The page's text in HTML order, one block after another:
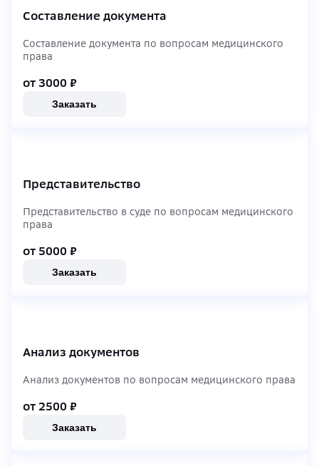
Составление документа
Составление документа по вопросам медицинского
права
от 3000 ₽
Заказать
Представительство
Представительство в суде по вопросам медицинского
права
от 5000 ₽
Заказать
Анализ документов
Анализ документов по вопросам медицинского права
от 2500 ₽
Заказать